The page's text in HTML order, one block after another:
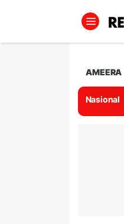
AMEERA
Nasional